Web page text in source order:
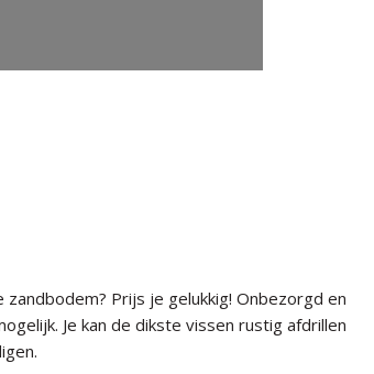
Prijs je gelukkig! Onbezorgd en
Je kan de dikste vissen rustig afdrillen